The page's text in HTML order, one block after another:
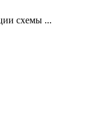
схемы ...